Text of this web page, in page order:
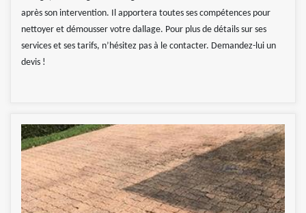
après son intervention. Il apportera toutes ses compétences pour
nettoyer et démousser votre dallage. Pour plus de détails sur ses
services et ses tarifs, n’hésitez pas à le contacter. Demandez-lui un
devis !